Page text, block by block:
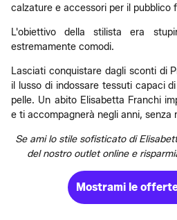
calzature e accessori per il pubblico
L'obiettivo della stilista era
estremamente comodi.
Lasciati conquistare dagli sconti di
il lusso di indossare tessuti capaci
pelle. Un abito Elisabetta Franchi
e ti accompagnerà negli anni, senza
Se ami lo stile sofisticato di
del nostro outlet online e
Mostrami le